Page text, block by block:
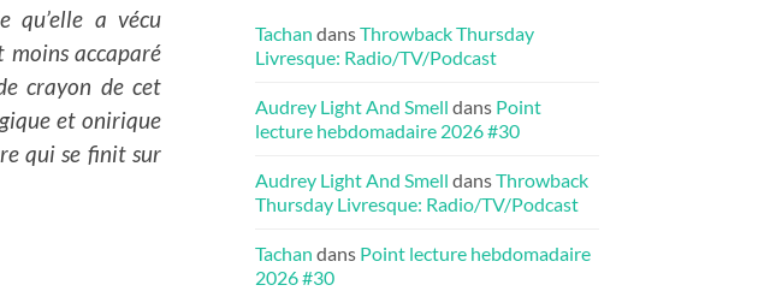
qu’elle a vécu
moins accaparé
crayon de cet
et onirique
qui se finit sur
Tachan dansThrowback Thursday
Livresque: Radio/TV/Podcast
Audrey Light And Smell dans Point
lecture hebdomadaire 2026 #30
Audrey Light And Smell dansThrowback
Thursday Livresque: Radio/TV/Podcast
Tachan dans Point lecture hebdomadaire
2026 #30